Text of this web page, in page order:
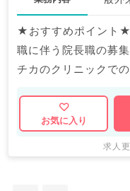
★おすすめポイント
職に伴う院長職の募
チカのクリニックでのご勤務です
では病院やクリニッ
こと、 産業医等の企
人内容の詳細等はお
お気に入り
求人